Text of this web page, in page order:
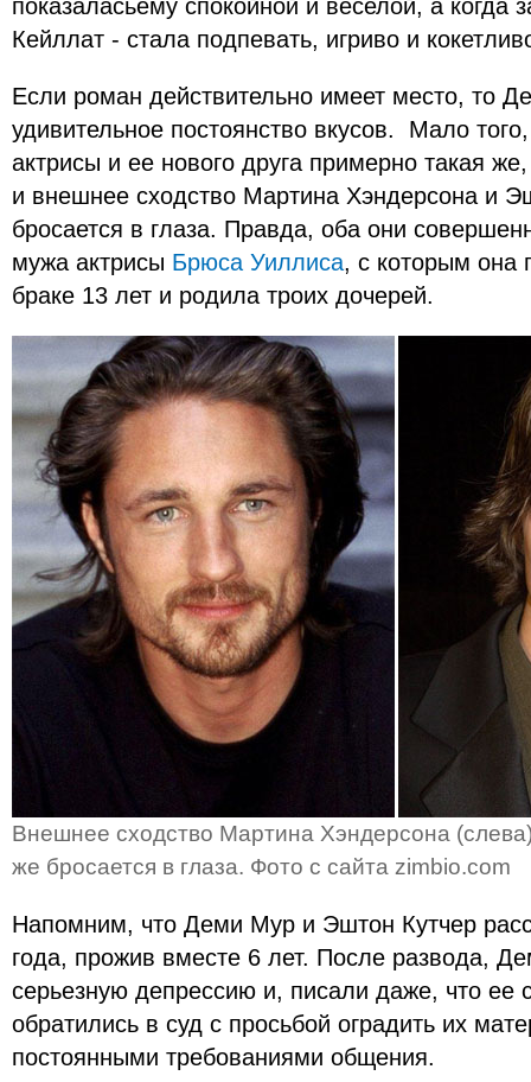
показаласьему спокойной и веселой, а когда
Кейллат - стала подпевать, игриво и
Если роман действительно имеет место, то
удивительное постоянство вкусов. Мало
актрисы и ее нового друга примерно такая
и внешнее сходство Мартина Хэндерсона и
бросается в глаза. Правда, оба они
мужа актрисы Брюса Уиллиса, с которым она
браке 13 лет и родила троих дочерей.
Внешнее сходство Мартина Хэндерсона
же бросается в глаза. Фото с сайта zimbio.com
Напомним, что Деми Мур и Эштон Кутчер
года, прожив вместе 6 лет. После развода,
серьезную депрессию и, писали даже, что ее
обратились в суд с просьбой оградить их
постоянными требованиями общения.